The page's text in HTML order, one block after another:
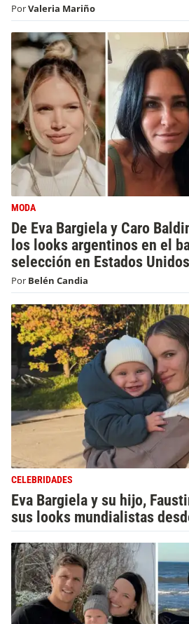
PorValeria Mariño
MODA
De Eva Bargiela y Caro
los looks argentinos en el
selección en Estados Unidos
Por Belén Candia
CELEBRIDADES
Eva Bargiela y su hijo,
sus looks mundialistas